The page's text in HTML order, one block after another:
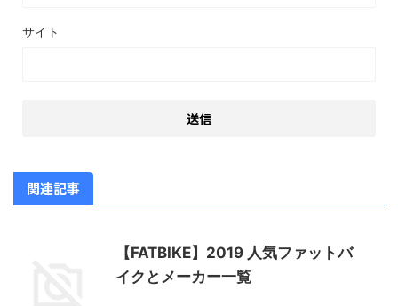
サイト
関連記事
【FATBIKE】2019 人気ファットバ
イクとメーカー一覧